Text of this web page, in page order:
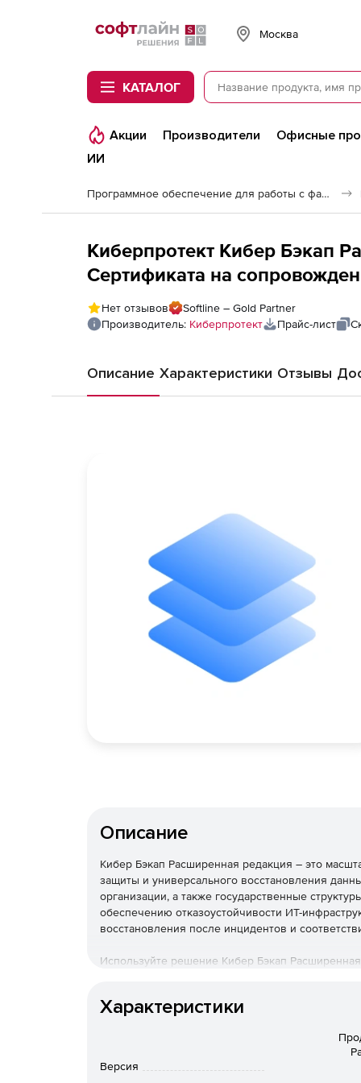
Softline
Москва
КАТАЛОГ
Акции Производители Офисные
ИИ
Программное обеспечение для работы с файлами и дисками
Киберпротект Кибер Бэкап
Сертификата на
редакция для рабочей
организаций), на 4 года
Нет отзывов
Softline – Gold Partner
Производитель: Киберпротект Прайс-лист
Описание Характеристики Отзывы
Описание
Кибер Бэкап Расширенная редакция – это
защиты и универсального восстановления
организации, а также государственные
обеспечению отказоустойчивости ИТ-
восстановления после инцидентов и
Используйте решение Кибер Бэкап
Программное обеспечение
поставляется!
Характеристики
Версия